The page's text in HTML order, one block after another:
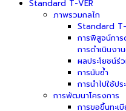
Standard T-VER
ภาพรวมกลไก
Standard T-
การพิสูจน์การ
การดำเนินงา
ผลประโยชน์ร่
การนับซ้ำ
การนำไปใช้ป
การพัฒนาโครงการ
การขอขึ้นทะเ